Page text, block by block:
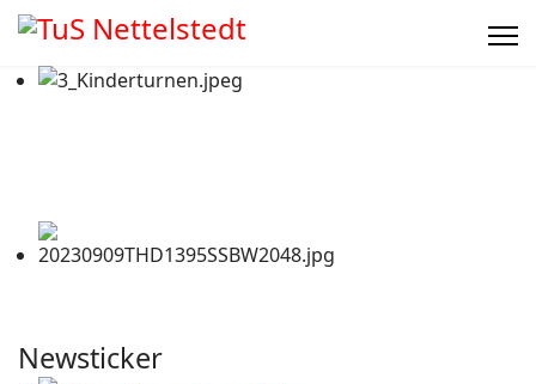
Newsticker